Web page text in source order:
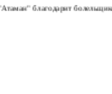
болельщиков за